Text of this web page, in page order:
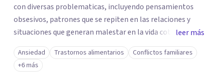
con diversas problematicas, incluyendo pensamientos
obsesivos, patrones que se repiten en las relaciones y
situaciones que generan malestar en la vida cotidiana. Mi
propósito es ofrecer un espacio seguro y humano donde
puedas entender lo que te ocurre y encontrar nuevas
formas de estar mejor.
leer más
Ansiedad Trastornos alimentarios
Conflictos familiares
+6 más